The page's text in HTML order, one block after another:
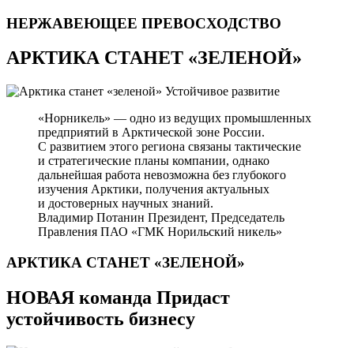
НЕРЖАВЕЮЩЕЕ ПРЕВОСХОДСТВО
АРКТИКА СТАНЕТ «ЗЕЛЕНОЙ»
Устойчивое развитие
«Норникель» — одно из ведущих промышленных
предприятий в Арктической зоне России.
С развитием этого региона связаны тактические
и стратегические планы компании, однако
дальнейшая работа невозможна без глубокого
изучения Арктики, получения актуальных
и достоверных научных знаний.
Владимир Потанин Президент, Председатель
Правления ПАО «ГМК Норильский никель»
АРКТИКА СТАНЕТ «ЗЕЛЕНОЙ»
НОВАЯ команда Придаст
устойчивость бизнесу